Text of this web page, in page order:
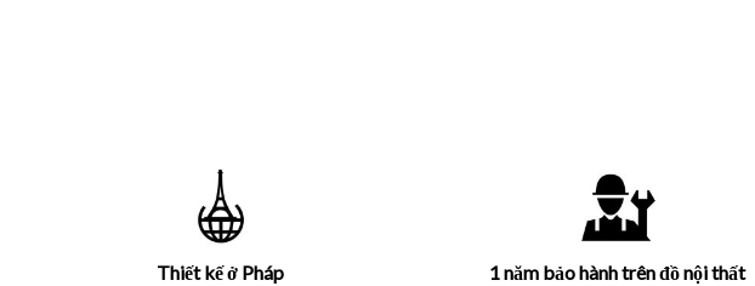
Thiết kế ở Pháp 1 năm bảo hành trên đồ nội thất